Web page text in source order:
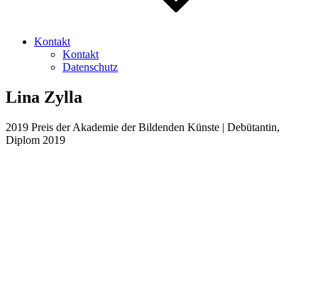
Kontakt
Kontakt
Datenschutz
Lina Zylla
2019 Preis der Akademie der Bildenden Künste | Debütantin,
Diplom 2019